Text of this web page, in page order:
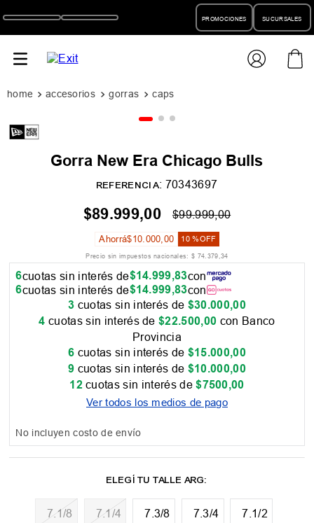
PROMOCIONES SUCURSALES
accesorios gorras caps
Gorra New Era Chicago Bulls
REFERENCIA: 70343697
$89.999,00 $99.999,00
Ahorrá$10.000,00 10 %OFF
Precio sin impuestos nacionales: $ 74.379,34
6cuotas sin interés de$14.999,83con
6cuotas sin interés de$14.999,83con
3 cuotas sin interés de $30.000,00
4 cuotas sin interés de$22.500,00 con Banco
Provincia
6 cuotas sin interés de $15.000,00
9 cuotas sin interés de $10.000,00
12 cuotas sin interés de$7500,00
Ver todos los medios de pago
No incluyen costo de envío
7.1/8 7.1/4 7.3/8 7.3/4 7.1/2